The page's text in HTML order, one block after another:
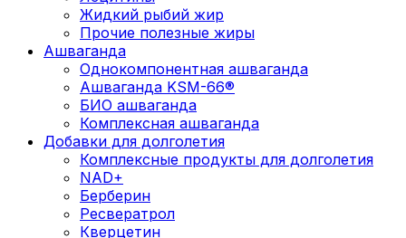
Жидкий рыбий жир
Прочие полезные жиры
Ашваганда
Однокомпонентная ашваганда
Ашваганда KSM-66®
БИО ашваганда
Комплексная ашваганда
Добавки для долголетия
Комплексные продукты для долголетия
NAD+
Берберин
Ресвератрол
Кверцетин